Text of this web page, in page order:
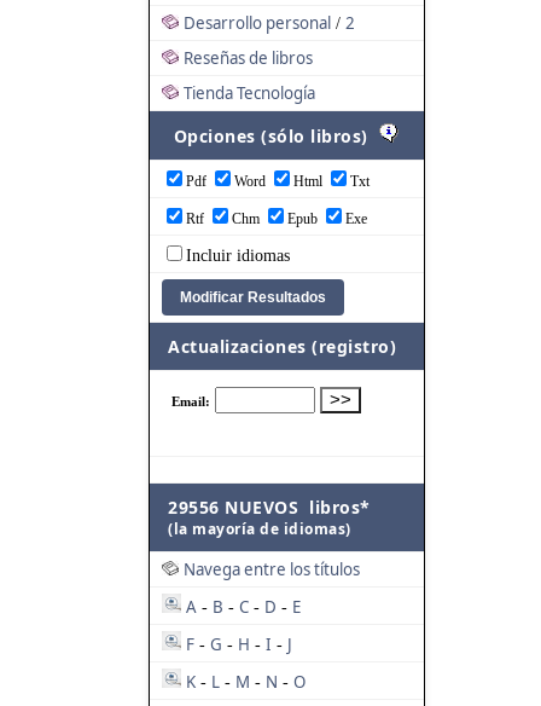
Desarrollo personal / 2
Reseñas de libros
Tienda Tecnología
Opciones (sólo libros)
Pdf Word Html Txt
Rtf Chm Epub Exe
Incluir idiomas
Actualizaciones (registro)
29556 NUEVOS libros*
(la mayoría de idiomas)
Navega entre los títulos
A - B - C - D - E
F - G - H - I - J
K - L - M - N - O